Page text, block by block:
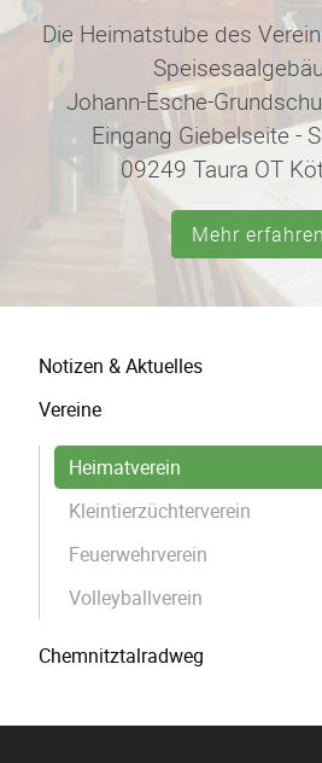
Die Heimatstube des
Johann-Esche-
Eingang Giebelseite -
09249 Taura OT
Mehr
überspringen
Notizen & Aktuelles
Vereine
Heimatverein
Kleintierzüchterverein
Feuerwehrverein
Volleyballverein
Chemnitztalradweg